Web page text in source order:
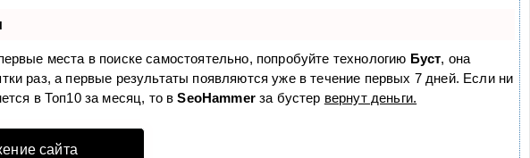
места в поиске самостоятельно, попробуйте технологию Буст, она
раз, а первые результаты появляются уже в течение первых 7 дней. Если ни
в Топ10 за месяц, то вSeoHammerза бустер вернут деньги.
сайта